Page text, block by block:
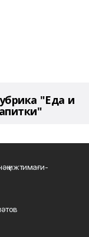
"Еда и
ижтимағи-